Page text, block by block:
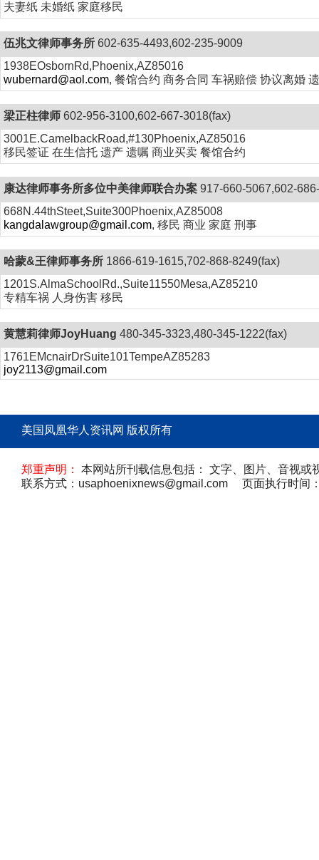
夫妻纸 未婚纸 家庭移民
伍兆文律师事务所 602-635-4493,602-235-9009
1938EOsbornRd,Phoenix,AZ85016
wubernard@aol.com, 餐馆合约 商务合同 车祸赔偿 协议离婚
梁正柱律师 602-956-3100,602-667-3018(fax)
3001E.CamelbackRoad,#130Phoenix,AZ85016
移民签证 在生信托 遗产 遗嘱 商业买卖 餐馆合约
康达律师事务所多位中美律师联合办案 917-660-5067,602-
668N.44thSteet,Suite300Phoenix,AZ85008
kangdalawgroup@gmail.com, 移民 商业 家庭 刑事
哈蒙&王律师事务所 1866-619-1615,702-868-8249(fax)
1201S.AlmaSchoolRd.,Suite11550Mesa,AZ85210
专精车祸 人身伤害 移民
黄慧莉律师JoyHuang 480-345-3323,480-345-1222(fax)
1761EMcnairDrSuite101TempeAZ85283
joy2113@gmail.com
美国凤凰华人资讯网 版权所有
郑重声明：
本网站所刊载信息包括： 文字、图片、音视或
联系方式：usaphoenixnews@gmail.com 页面执行时间